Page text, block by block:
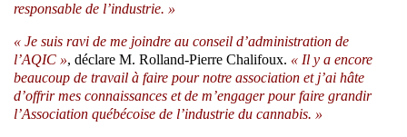
responsable de l’industrie. »
« Je suis ravi de me joindre au conseil d’administration de
l’AQIC », déclare M. Rolland-Pierre Chalifoux. « Il y a encore
beaucoup de travail à faire pour notre association et j’ai hâte
d’offrir mes connaissances et de m’engager pour faire grandir
l’Association québécoise de l’industrie du cannabis. »